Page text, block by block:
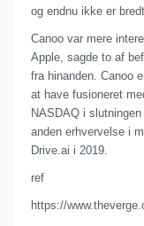
og endnu ikke er
Canoo var mere
Apple, sagde to af
fra hinanden. Canoo
at have fusioneret
NASDAQ i
anden erhvervelse i
Drive.ai i 2019.
ref
https://